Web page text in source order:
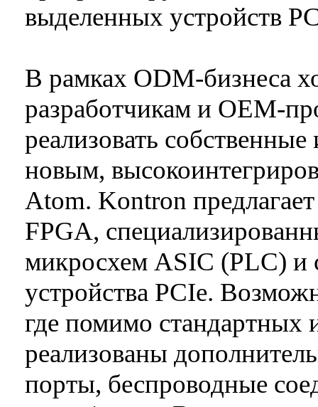
выделенных устройств
В рамках ODM-бизнеса
разработчикам и OEM-
реализовать
новым,
Atom. Kontron
FPGA,
микросхем ASIC (PLC) и
устройства PCIe.
где помимо стандартных
реализованы
порты, беспроводные